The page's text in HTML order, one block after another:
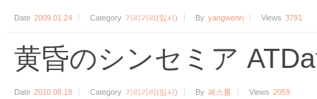
Date 2009.01.24 Category 기리기리(임시) By yangwenri Views 3791
黄昏のシンセミア
Date 2010.08.18 Category 기리기리(임시) By 페스툼 Views 2059